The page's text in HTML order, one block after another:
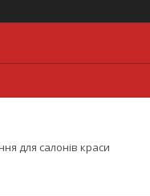
для салонів краси